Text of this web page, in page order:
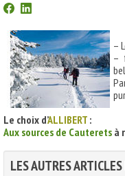
–
–
Le choix d’ALLIBERT :
Aux sources de Cauterets à
LES AUTRES